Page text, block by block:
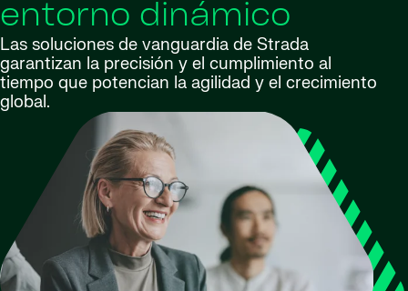
entorno dinámico
Las soluciones de vanguardia de Strada
garantizan la precisión y el cumplimiento al
tiempo que potencian la agilidad y el crecimiento
global.